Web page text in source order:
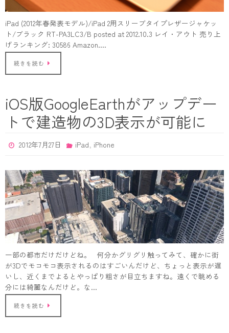
iPad (2012年春発表モデル)/iPad 2用スリーブタイプレザージャケッ
ト/ブラック RT-PA3LC3/B posted at 2012.10.3 レイ・アウト 売り上
げランキング: 30586 Amazon.…
続きを読む
iOS版GoogleEarthがアップデー
トで建造物の3D表示が可能に
2012年7月27日 iPad, iPhone
一部の都市だけだけどね。 何分かグリグリ触ってみて、確かに街
が3Dでモコモコ表示されるのはすごいんだけど、ちょっと表示が遅
いし、近くまでよるとやっぱり粗さが目立ちますね。遠くで眺める
分には綺麗なんだけど。な…
続きを読む